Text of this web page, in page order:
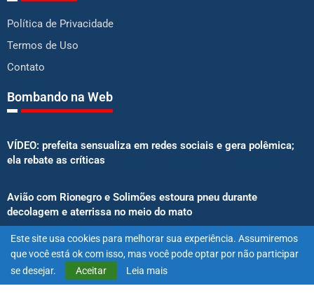
Política de Privacidade
Termos de Uso
Contato
Bombando na Web
VÍDEO: prefeita sensualiza em redes sociais e gera polêmica;
ela rebate as críticas
Avião com Rionegro e Solimões estoura pneu durante
decolagem e aterrissa no meio do mato
Senado aprova proibição de atletas e influenciadores em
anúncios de bets
Este site usa cookies para melhorar sua experiência. Assumiremos
que você está ok com isso, mas você pode optar por não participar
se desejar.
Aceitar Leia mais